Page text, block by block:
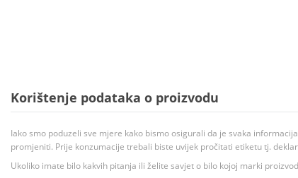
Korištenje podataka o proizvodu
Iako smo poduzeli sve mjere kako bismo osigurali da je svaka
promjeniti. Prije konzumacije trebali biste uvijek pročitati etiketu tj.
Ukoliko imate bilo kakvih pitanja ili želite savjet o bilo kojoj marki